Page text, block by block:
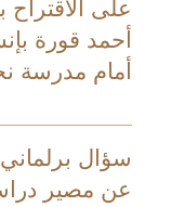
على الاقتراح
أحمد قورة
أمام مدرسة
سؤال
عن مصير